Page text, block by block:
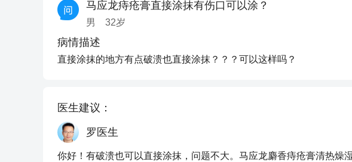
马应龙痔疮膏直接涂抹有伤口可以涂？
男 32岁
病情描述
直接涂抹的地方有点破溃也直接涂抹？？？可以这样吗？
医生建议：
罗医生
你好！有破溃也可以直接涂抹，问题不大。马应龙麝香痔疮膏清热燥